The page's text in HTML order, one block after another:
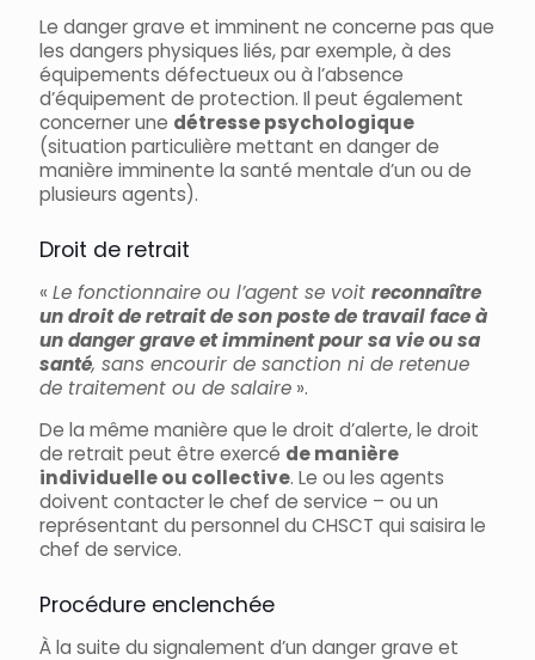
Le danger grave et imminent ne concerne pas que
les dangers physiques liés, par exemple, à des
équipements défectueux ou à l’absence
d’équipement de protection. Il peut également
concerner une détresse psychologique
(situation particulière mettant en danger de
manière imminente la santé mentale d’un ou de
plusieurs agents).
Droit de retrait
« Le fonctionnaire ou l’agent se voit reconnaître
un droit de retrait de son poste de travail face à
un danger grave et imminent pour sa vie ou sa
santé, sans encourir de sanction ni de retenue
de traitement ou de salaire ».
De la même manière que le droit d’alerte, le droit
de retrait peut être exercé de manière
individuelle ou collective. Le ou les agents
doivent contacter le chef de service – ou un
représentant du personnel du CHSCT qui saisira le
chef de service.
Procédure enclenchée
À la suite du signalement d’un danger grave et